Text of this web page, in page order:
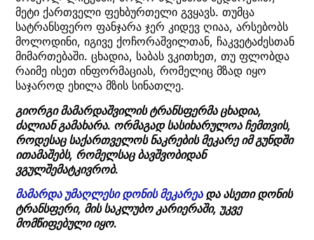
მეტი ქართველი ფეხბურთელი გვყავს. თუმცა
სატრანსფერო ფანჯარა ჯერ კიდევ ღიაა, არსებობს
მოლოდინი, იგივე ქოჩორაშვილთან, ჩაკვეტაძესთან
მიმართებაში. ცხადია, საბას ვკითხეთ, თუ ფლობდა
რაიმე ისეთ ინფორმაციას, რომელიც მზად იყო
საჯაროდ ეხილა მზის სინათლე.
გიორგი მამარდაშვილის ტრანსფერმა ცხადია,
ძალიან გამახარა. ორმაგად სასიხარულოა ჩემთვის,
როდესაც საქართველოს ნაკრების მეკარე იმ გუნდში
ითამაშებს, რომელსაც ბავშვობიდან
ვგულშემატკივრობ.
მამარდა უმაღლესი დონის მეკარეადა ასეთი დონის
ტრანსფერი, მის საკლუბო კარიერაში, უკვე
მომწიფებული იყო.